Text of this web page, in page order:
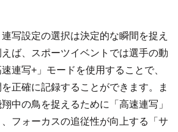
写設定の選択は決定的な瞬間を捉え
ば、スポーツイベントでは選手の動
連写+」モードを使用することで、
正確に記録することができます。ま
中の鳥を捉えるために「高速連写」
フォーカスの追従性が向上する「サ